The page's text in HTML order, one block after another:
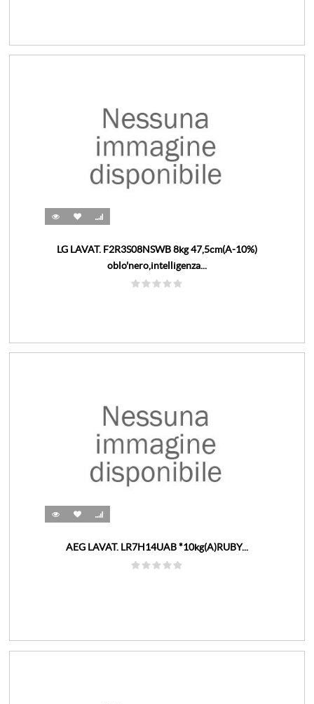
LG LAVAT. F2R3S08NSWB 8kg 47,5cm(A-10%)
oblo'nero,intelligenza...
AEG LAVAT. LR7H14UAB *10kg(A)RUBY...